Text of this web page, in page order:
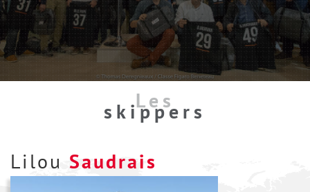
Les
skippers
Lilou Saudrais